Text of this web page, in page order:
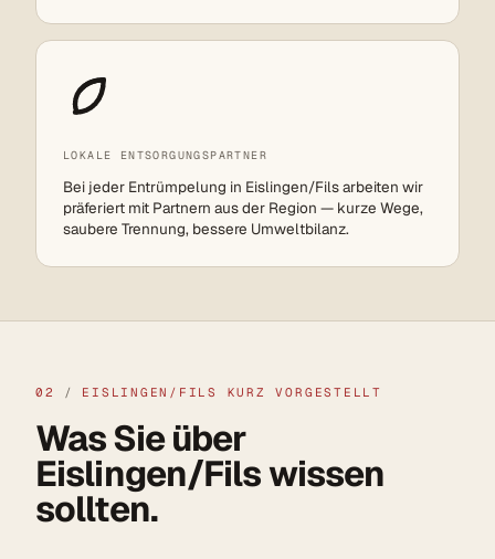
LOKALE ENTSORGUNGSPARTNER
Bei jeder Entrümpelung in Eislingen/Fils arbeiten wir
präferiert mit Partnern aus der Region — kurze Wege,
saubere Trennung, bessere Umweltbilanz.
02 / EISLINGEN/FILS KURZ VORGESTELLT
Was Sie über
Eislingen/Fils wissen
sollten.